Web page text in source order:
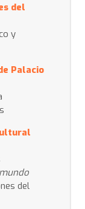
del
y
Palacio
del